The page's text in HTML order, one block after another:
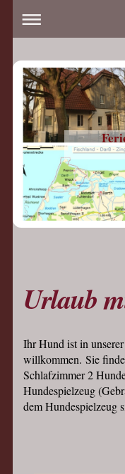
Urlaub
Ihr Hund ist in
willkommen. Sie
Schlafzimmer 2
Hundespielzeug
dem Hundespielzeug